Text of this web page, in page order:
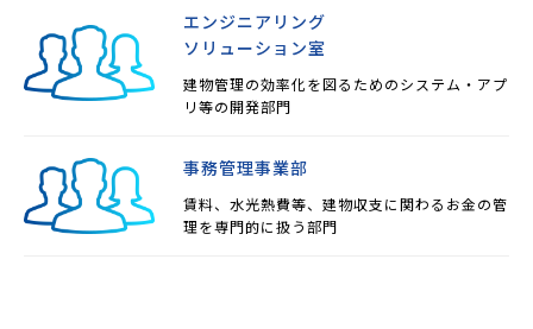
エンジニアリング
ソリューション室
建物管理の効率化を図るためのシステム・アプ
リ等の開発部門
事務管理事業部
賃料、水光熱費等、建物収支に関わるお金の管
理を専門的に扱う部門